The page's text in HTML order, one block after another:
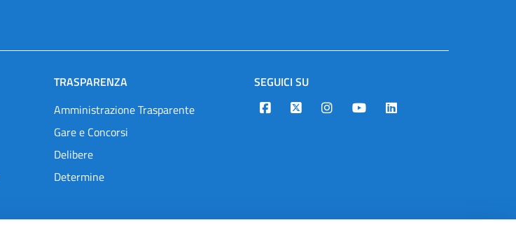
TRASPARENZA
Amministrazione Trasparente
Gare e Concorsi
Delibere
Determine
SEGUICI SU
Designers Italia
TwitterInstagramYoutubeLinkedin